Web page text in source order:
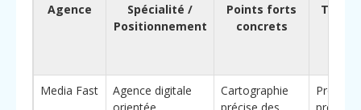
Agence
Spécialité /
Positionnement
Points forts
concrets
Type
Media Fast
Agence digitale
Cartographie